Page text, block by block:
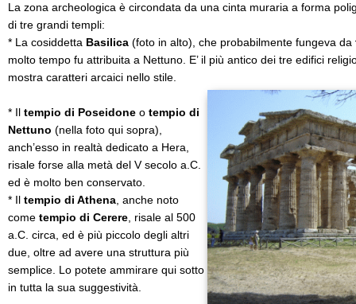
La zona archeologica è circondata da una cinta muraria a forma
di tre grandi templi:
* La cosiddetta Basilica (foto in alto), che probabilmente fungeva da
molto tempo fu attribuita a Nettuno. E’ il più antico dei tre edifici
mostra caratteri arcaici nello stile.
* Il tempio di Poseidone o tempio di
Nettuno (nella foto qui sopra),
anch’esso in realtà dedicato a Hera,
risale forse alla metà del V secolo a.C.
ed è molto ben conservato.
* Il tempio di Athena , anche noto
come tempio di Cerere , risale al 500
a.C. circa, ed è più piccolo degli altri
due, oltre ad avere una struttura più
semplice. Lo potete ammirare qui sotto
in tutta la sua suggestività.